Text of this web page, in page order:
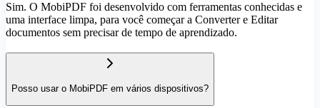
Sim. O MobiPDF foi desenvolvido com ferramentas conhecidas e
uma interface limpa, para você começar a Converter e Editar
documentos sem precisar de tempo de aprendizado.
Posso usar o MobiPDF em vários dispositivos?